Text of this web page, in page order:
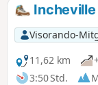
Incheville
Visorando-
11,62 km
3:50 Std.